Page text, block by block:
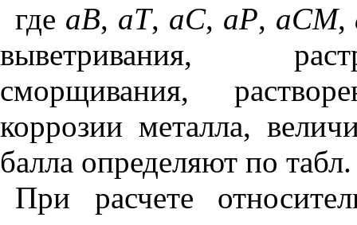
где аВ, аТ, аС, аР, аСМ,
выветривания,
сморщивания,
коррозии металла,
балла определяют по
При расчете